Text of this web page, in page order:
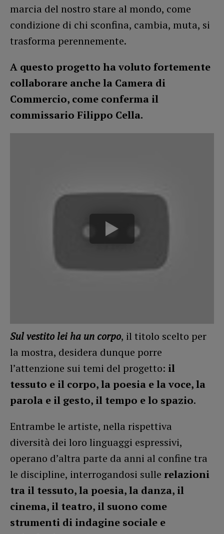
marcia del nostro stare al mondo, come
condizione di chi sconfina, cambia, muta, si
trasforma perennemente.
A questo progetto ha voluto fortemente
collaborare anche la Camera di
Commercio, come conferma il
commissario Filippo Cella.
Sul vestito lei ha un corpo, il titolo scelto per
la mostra, desidera dunque porre
l’attenzione sui temi del progetto: il
tessuto e il corpo, la poesia e la voce, la
parola e il gesto, il tempo e lo spazio.
Entrambe le artiste, nella rispettiva
diversità dei loro linguaggi espressivi,
operano d’altra parte da anni al confine tra
le discipline, interrogandosi sulle relazioni
tra il tessuto, la poesia, la danza, il
cinema, il teatro, il suono come
strumenti di indagine sociale e